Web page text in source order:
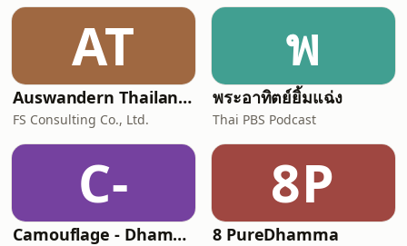
AT
Auswandern Thailand Podcast
FS Consulting Co., Ltd.
พ
พระอาทิตย์ยิ้มแฉ่ง
Thai PBS Podcast
C-
Camouflage - Dhamma Talk
8P
8 PureDhamma